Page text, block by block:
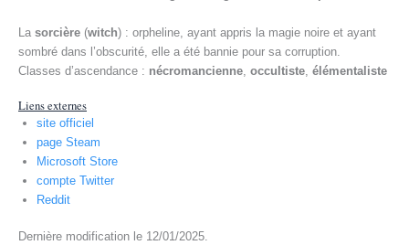
La sorcière (witch) : orpheline, ayant appris la magie noire et ayant
sombré dans l’obscurité, elle a été bannie pour sa corruption.
Classes d’ascendance : nécromancienne occultiste élémentaliste
Liens externes
site officiel
page Steam
Microsoft Store
compte Twitter
Reddit
Dernière modification le 12/01/2025.